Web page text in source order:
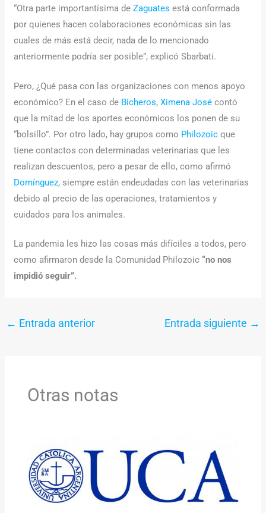
“Otra parte importantísima deZaguates está conformada
por quienes hacen colaboraciones económicas sin las
cuales de más está decir, nada de lo mencionado
anteriormente podría ser posible”, explicó Sbarbati.
Pero, ¿Qué pasa con las organizaciones con menos apoyo
económico? En el caso de Bicheros,Ximena José contó
que la mitad de los aportes económicos los ponen de su
“bolsillo”. Por otro lado, hay grupos como Philozoic que
tiene contactos con determinadas veterinarias que les
realizan descuentos, pero a pesar de ello, como afirmó
Domínguez, siempre están endeudadas con las veterinarias
debido al precio de las operaciones, tratamientos y
cuidados para los animales.
La pandemia les hizo las cosas más difíciles a todos, pero
como afirmaron desde la Comunidad Philozoic“no nos
impidió seguir”.
← Entrada anterior Entrada siguiente →
Otras notas